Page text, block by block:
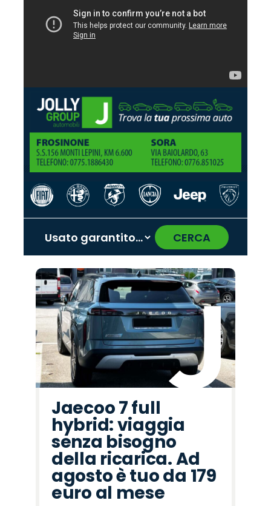
CERCA
Promo
Mazda
Promo
Hyundai
Promo
Peugeot
Promo
Jaecoo
Promo
Cupra
Promo
Seat
Promo
Land
Rover
Promo
Citroën
Promo
Abarth
Promo
Jeep
Promo
Alfa
Romeo
Promo
Lancia
Promo
Fiat
Promo
Opel
Promo
Omoda
‹ ›
Jaecoo 7 full
hybrid: viaggia
senza bisogno
della ricarica. Ad
agosto è tuo da 179
euro al mese